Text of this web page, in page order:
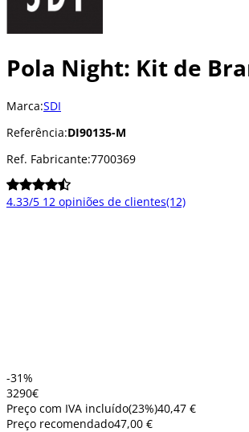
Pola Night: Kit de
Marca:SDI
Referência:DI90135-M
Ref. Fabricante:7700369
4.33/5 12 opiniões de clientes(12)
-31%
3290€
Preço com IVA incluído(23%)40,47 €
Preço recomendado47,00 €